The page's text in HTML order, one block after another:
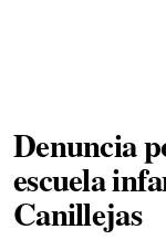
Denuncia
escuela
Canillejas